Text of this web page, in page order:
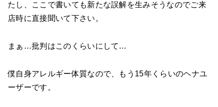
たし、ここで書いても新たな誤解を生みそうなのでご来
店時に直接聞いて下さい。
まぁ…批判はこのくらいにして…
僕自身アレルギー体質なので、もう15年くらいのヘナユ
ーザーです。